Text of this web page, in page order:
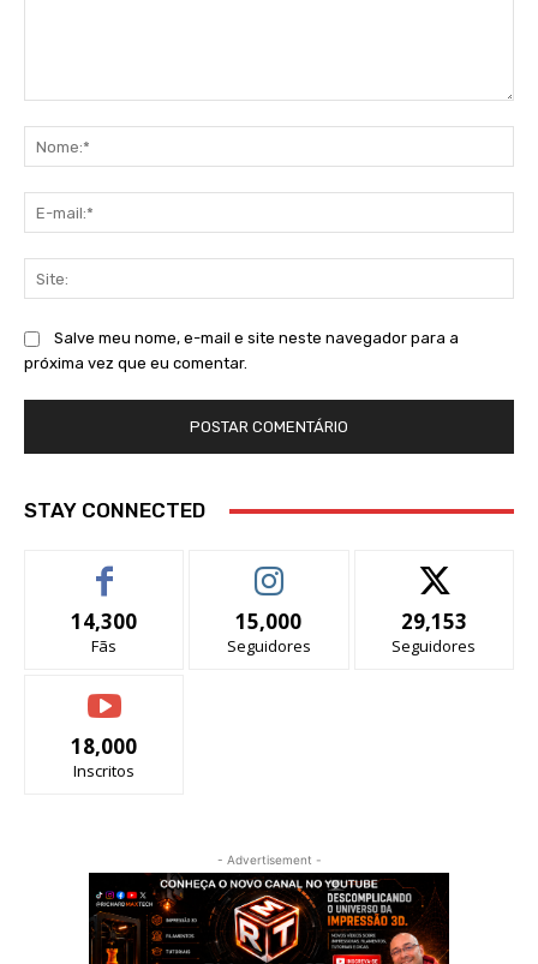
Salve meu nome, e-mail e site neste navegador para a
próxima vez que eu comentar.
STAY CONNECTED
14,300
Fãs
15,000
Seguidores
29,153
Seguidores
18,000
Inscritos
- Advertisement -